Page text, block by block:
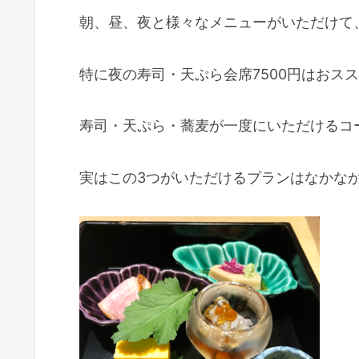
朝、昼、夜と様々なメニューがいただけて、
特に夜の寿司・天ぷら会席7500円はおスス
寿司・天ぷら・蕎麦が一度にいただけるコ
実はこの3つがいただけるプランはなかなか